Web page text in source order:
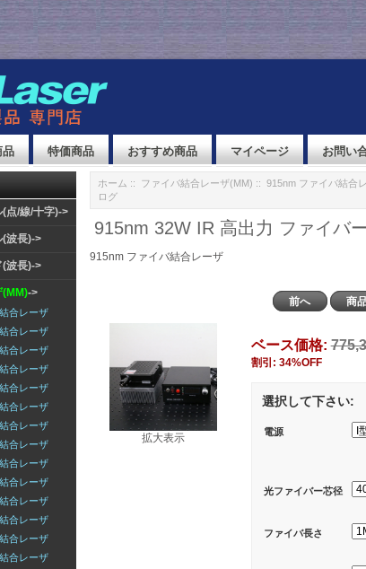
品 特価商品 おすすめ商品 マイページ お問い
点/線/十字)->
(波長)->
(波長)->
(MM)->
合レーザ
合レーザ
合レーザ
合レーザ
合レーザ
合レーザ
合レーザ
合レーザ
合レーザ
合レーザ
合レーザ
合レーザ
合レーザ
合レーザ
ホーム :: ファイバ結合レーザ(MM) :: 915nm ファイバ結合
ログ
915nm 32W IR 高出力 ファイバ
915nm ファイバ結合レーザ
前へ 商
拡大表示
ベース価格:
割引: 34%OFF
選択して下さい:
電源
光ファイバー芯径
ファイバ長さ